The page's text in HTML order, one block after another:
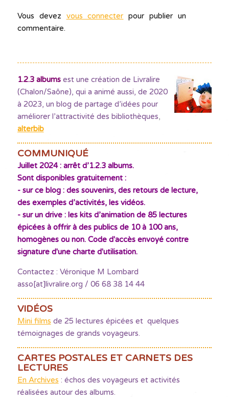
Vous devez vous connecter pour publier un
commentaire.
1.2.3 albumsest une création de Livralire
(Chalon/Saône), qui a animé aussi, de 2020
à 2023, un blog de partage d’idées pour
améliorer l’attractivité des bibliothèques,
alterbib
COMMUNIQUÉ
Juillet 2024 : arrêt d’1.2.3 albums.
Sont disponibles gratuitement :
- sur ce blog : des souvenirs, des retours de lecture,
des exemples d’activités, les vidéos.
- sur un drive : les kits d’animation de 85 lectures
épicées à offrir à des publics de 10 à 100 ans,
homogènes ou non. Code d'accès envoyé contre
signature d'une charte d'utilisation.
Contactez : Véronique M Lombard
asso[at]livralire.org / 06 68 38 14 44
VIDÉOS
Mini films de 25 lectures épicées et quelques
témoignages de grands voyageurs.
CARTES POSTALES ET CARNETS DES
LECTURES
En Archives : échos des voyageurs et activités
réalisées autour des albums.